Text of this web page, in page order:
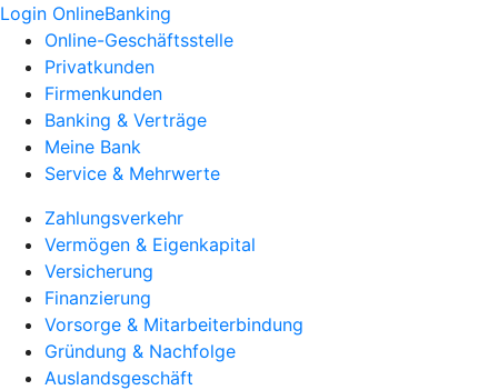
Login OnlineBanking
Online-Geschäftsstelle
Privatkunden
Firmenkunden
Banking & Verträge
Meine Bank
Service & Mehrwerte
Zahlungsverkehr
Vermögen & Eigenkapital
Versicherung
Finanzierung
Vorsorge & Mitarbeiterbindung
Gründung & Nachfolge
Auslandsgeschäft